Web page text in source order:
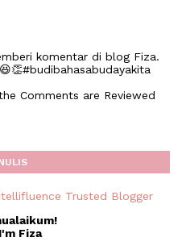
komentar di blog Fiza.
Comments are Reviewed
Fiza